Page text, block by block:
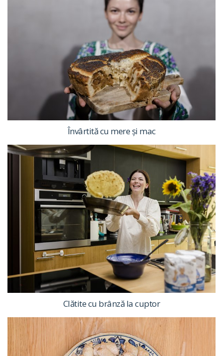
Învârtită cu mere și mac
Clătite cu brânză la cuptor